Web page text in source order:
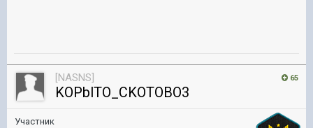
65
[NASNS]
KOPblTO_CKOTOBO3
Участник